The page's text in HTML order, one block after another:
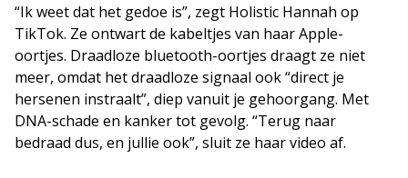
“Ik weet dat het gedoe is”, zegt Holistic Hannah op
TikTok. Ze ontwart de kabeltjes van haar Apple-
oortjes. Draadloze bluetooth-oortjes draagt ze niet
meer, omdat het draadloze signaal ook “direct je
hersenen instraalt”, diep vanuit je gehoorgang. Met
DNA-schade en kanker tot gevolg. “Terug naar
bedraad dus, en jullie ook”, sluit ze haar video af.